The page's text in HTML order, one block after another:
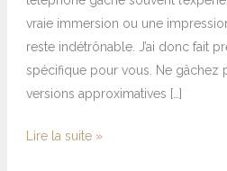
vraie immersion ou une
reste indétrônable. J’ai donc fait
spécifique pour vous. Ne gâchez
versions approximatives […]
Lire la suite »